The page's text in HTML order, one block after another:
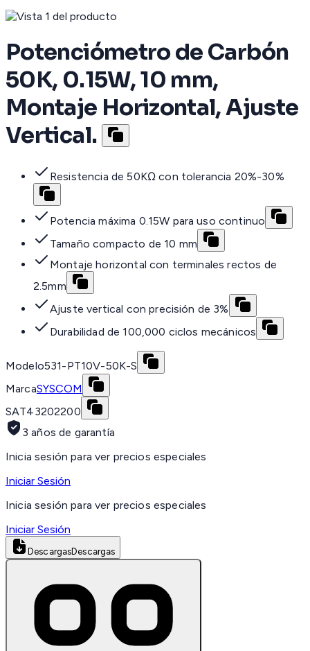
Potenciómetro de Carbón
50K, 0.15W, 10 mm,
Montaje Horizontal, Ajuste
Vertical.
Resistencia de 50KΩ con tolerancia 20%-30%
Potencia máxima 0.15W para uso continuo
Tamaño compacto de 10 mm
Montaje horizontal con terminales rectos de
2.5mm
Ajuste vertical con precisión de 3%
Durabilidad de 100,000 ciclos mecánicos
Modelo531-PT10V-50K-S
MarcaSYSCOM
SAT43202200
3 años de garantía
Inicia sesión para ver precios especiales
Iniciar Sesión
Inicia sesión para ver precios especiales
Iniciar Sesión
DescargasDescargas